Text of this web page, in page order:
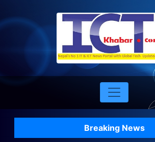
Breaking News